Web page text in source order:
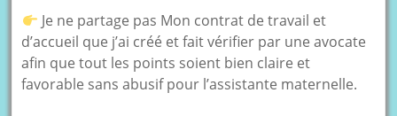
Je ne partage pas Mon contrat de travail et
d’accueil que j’ai créé et fait vérifier par une avocate
afin que tout les points soient bien claire et
favorable sans abusif pour l’assistante maternelle.